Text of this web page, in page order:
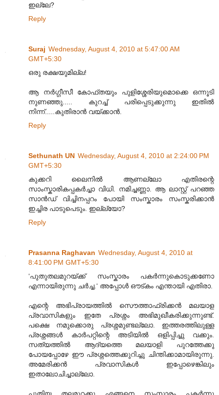
ഇല്ലേ?
Reply
Suraj Wednesday, August 4, 2010 at 5:47:00 AM
GMT+5:30
ഒരു രക്ഷയുമില്ല!
ആ നർഗ്ഗീസീ കോഫ്തയും പുളിശ്ശേരിയുമൊക്കെ ഒന്നൂടി
നുണഞ്ഞു..... കുറച്ച് പരിപ്പെടുക്കുന്നു ഇതിൽ
നിന്ന്.....കുതിരാൻ വയ്ക്കാൻ.
Reply
Sethunath UN Wednesday, August 4, 2010 at 2:24:00 PM
GMT+5:30
കുക്കറി ലൈനി‌ല്‍ ആണ‌ല്ലോ എതിരന്റെ
സാംസ്കാരികപ്പക‌ര്‍ച്ചാ വി‌ധി. ന‌മിച്ചണ്ണാ. ആ ലാസ്റ്റ് പറഞ്ഞ
സാ‌ന്‍ഡ് വിച്ചിനപ്പറം പോ‌യി ‌സംസ്കാര‌ം സ‌ംസ്കരിക്കാന്‍
ഇ‌ച്ചിര പാടുപെടും. ഇല്ല്യോ?
Reply
Prasanna Raghavan Wednesday, August 4, 2010 at
8:41:00 PM GMT+5:30
‘പുതുതലമുറയ്ക്ക് സംസ്കാരം പകർന്നുകൊടുക്കണോ
എന്നായിരുന്നു ചർച്ച.‘ അപ്പോള്‍ ഔട്കം എന്തായി എതിരാ.
എന്റെ അഭിപ്രായത്തില്‍ സൌത്താഫ്രിക്കന്‍ മലയാള
പ്രവാസികളും ഇതേ പ്രശ്നം അഭിമുഖീകരിക്കുന്നുണ്ട്.
പക്ഷെ നമുക്കൊരു പ്രശ്നമുണ്ടല്ലോ. ഇത്തരത്തിലുള്ള
പ്രശ്നങ്ങള്‍ കാര്‍പറ്റിന്റെ അടിയില്‍ ഒളിപ്പിച്ചു വക്കും.
സത്യത്തില്‍ ആദ്യത്തെ മലയാളി പുറത്തേക്കു
പോയപ്പോഴേ ഈ പ്രശ്നത്തെക്കുറിച്ചു ചിന്തിക്കാമായിരുന്നു.
അമേരിക്കന്‍ പ്രവാസികള്‍ ഇപ്പോഴെങ്കിലും
ഇതാലോചിച്ചാല്ലോ.